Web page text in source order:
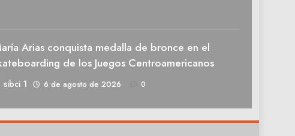
Arias conquista medalla de bronce en el
de los Juegos Centroamericanos
sibci 1 6 de agosto de 2026 0